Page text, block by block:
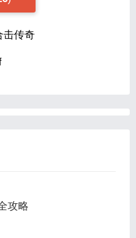
击传奇
攻略